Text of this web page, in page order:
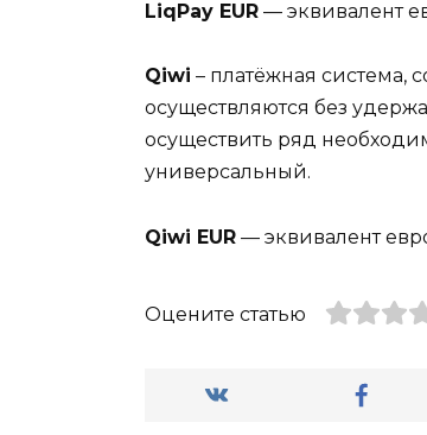
LiqPay EUR — эквивалент
Qiwi – платёжная система,
осуществляются без
осуществить ряд
универсальный.
Qiwi EUR — эквивалент
Оцените статью